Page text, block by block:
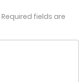
Required fields are